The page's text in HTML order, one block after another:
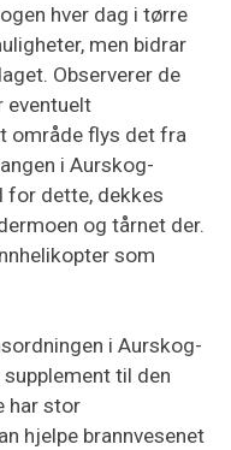
hver dag i tørre
men bidrar
Observerer de
eventuelt
område flys det fra
i Aurskog-
for dette, dekkes
og tårnet der.
som
i Aurskog-
til den
har stor
hjelpe brannvesenet